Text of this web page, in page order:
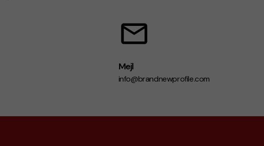
Mejl
info@brandnewprofile.com